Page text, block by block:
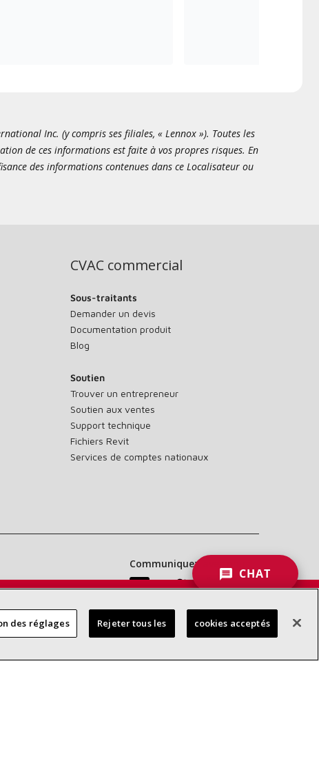
Inc. (y compris ses filiales, « Lennox »). Toutes les
de ces informations est faite à vos propres risques. En
des informations contenues dans ce Localisateur ou
CVAC commercial
Sous-traitants
Demander un devis
Documentation produit
Blog
Soutien
Trouver un entrepreneur
Soutien aux ventes
Support technique
Fichiers Revit
Services de comptes nationaux
Communiquez avec nous :
CHAT
des réglages Rejeter tous les cookies acceptés